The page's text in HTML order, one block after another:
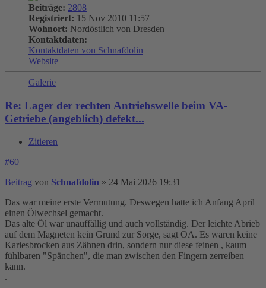
Beiträge: 2808
Registriert: 15 Nov 2010 11:57
Wohnort: Nordöstlich von Dresden
Kontaktdaten:
Kontaktdaten von Schnafdolin
Website
Galerie
Re: Lager der rechten Antriebswelle beim VA-
Getriebe (angeblich) defekt...
Zitieren
#60
Beitrag von Schnafdolin » 24 Mai 2026 19:31
Das war meine erste Vermutung. Deswegen hatte ich Anfang April
einen Ölwechsel gemacht.
Das alte Öl war unauffällig und auch vollständig. Der leichte Abrieb
auf dem Magneten kein Grund zur Sorge, sagt OA. Es waren keine
Kariesbrocken aus Zähnen drin, sondern nur diese feinen , kaum
fühlbaren "Spänchen", die man zwischen den Fingern zerreiben
kann.
.